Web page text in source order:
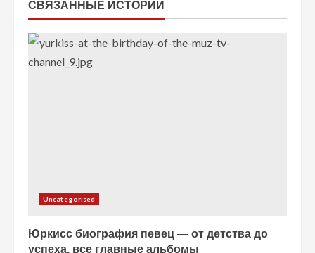
т
е
СВЯЗАННЫЕ ИСТОРИИ
Uncategorised
Юркисс биография певец — от детства до
успеха, все главные альбомы